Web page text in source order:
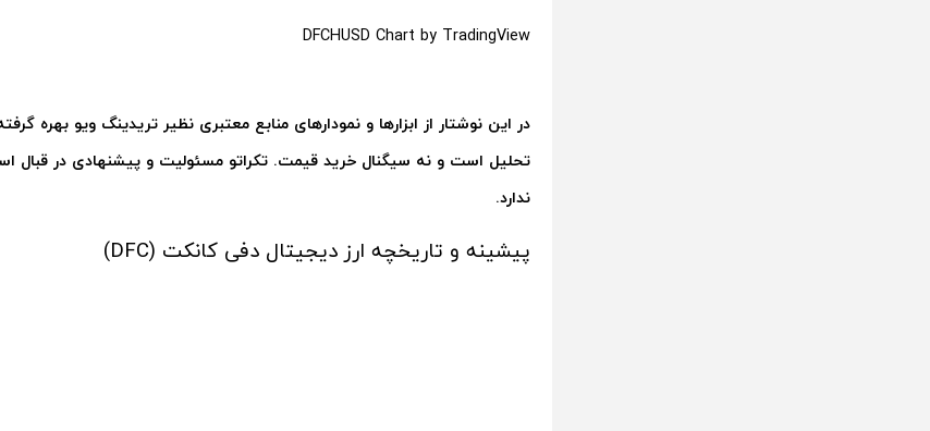
DFCHUSD Chart by TradingView
در این نوشتار از ابزارها و نمودارهای منابع معتبری نظیر تریدینگ ویو بهره
تحلیل است و نه سیگنال خرید قیمت. تکراتو مسئولیت و پیشنهادی در قبال
ندارد.
پیشینه و تاریخچه ارز دیجیتال دفی کانکت (DFC)